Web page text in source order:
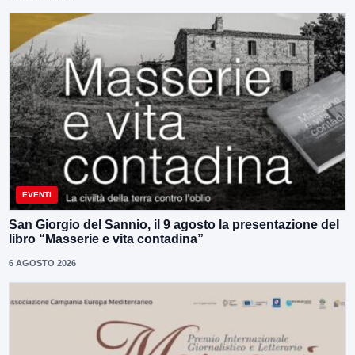
EVENTI
San Giorgio del Sannio, il 9 agosto la presentazione del
libro “Masserie e vita contadina”
6 AGOSTO 2026